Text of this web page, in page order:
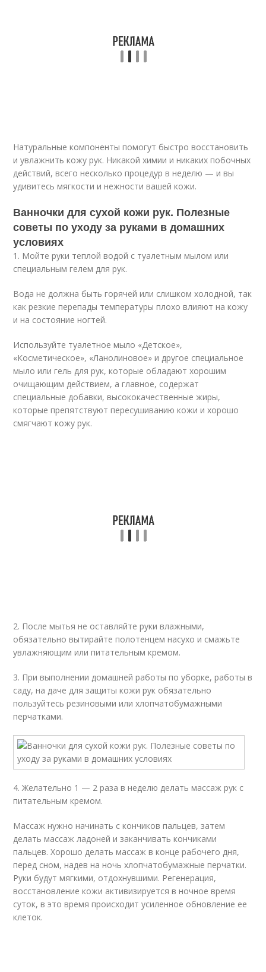
Натуральные компоненты помогут быстро восстановить
и увлажнить кожу рук. Никакой химии и никаких побочных
действий, всего несколько процедур в неделю — и вы
удивитесь мягкости и нежности вашей кожи.
Ванночки для сухой кожи рук. Полезные
советы по уходу за руками в домашних
условиях
1. Мойте руки теплой водой с туалетным мылом или
специальным гелем для рук.
Вода не должна быть горячей или слишком холодной, так
как резкие перепады температуры плохо влияют на кожу
и на состояние ногтей.
Используйте туалетное мыло «Детское»,
«Косметическое», «Ланолиновое» и другое специальное
мыло или гель для рук, которые обладают хорошим
очищающим действием, а главное, содержат
специальные добавки, высококачественные жиры,
которые препятствуют пересушиванию кожи и хорошо
смягчают кожу рук.
2. После мытья не оставляйте руки влажными,
обязательно вытирайте полотенцем насухо и смажьте
увлажняющим или питательным кремом.
3. При выполнении домашней работы по уборке, работы в
саду, на даче для защиты кожи рук обязательно
пользуйтесь резиновыми или хлопчатобумажными
перчатками.
4. Желательно 1 — 2 раза в неделю делать массаж рук с
питательным кремом.
Массаж нужно начинать с кончиков пальцев, затем
делать массаж ладоней и заканчивать кончиками
пальцев. Хорошо делать массаж в конце рабочего дня,
перед сном, надев на ночь хлопчатобумажные перчатки.
Руки будут мягкими, отдохнувшими. Регенерация,
восстановление кожи активизируется в ночное время
суток, в это время происходит усиленное обновление ее
клеток.